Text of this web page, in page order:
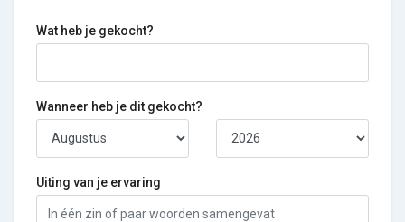
Wat heb je gekocht?
Wanneer heb je dit gekocht?
Uiting van je ervaring